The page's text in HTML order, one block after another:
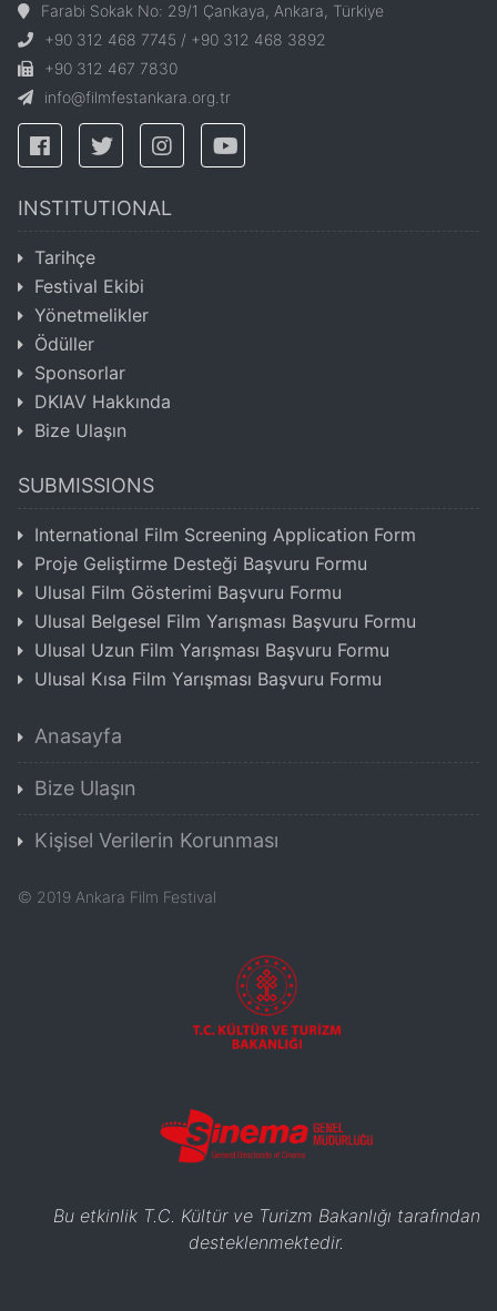
Farabi Sokak No: 29/1 Çankaya, Ankara, Türkiye
+90 312 468 7745 / +90 312 468 3892
+90 312 467 7830
info@filmfestankara.org.tr
INSTITUTIONAL
Tarihçe
Festival Ekibi
Yönetmelikler
Ödüller
Sponsorlar
DKIAV Hakkında
Bize Ulaşın
SUBMISSIONS
International Film Screening Application Form
Proje Geliştirme Desteği Başvuru Formu
Ulusal Film Gösterimi Başvuru Formu
Ulusal Belgesel Film Yarışması Başvuru Formu
Ulusal Uzun Film Yarışması Başvuru Formu
Ulusal Kısa Film Yarışması Başvuru Formu
Anasayfa
Bize Ulaşın
Kişisel Verilerin Korunması
© 2019 Ankara Film Festival
Bu etkinlik T.C. Kültür ve Turizm Bakanlığı tarafından
desteklenmektedir.